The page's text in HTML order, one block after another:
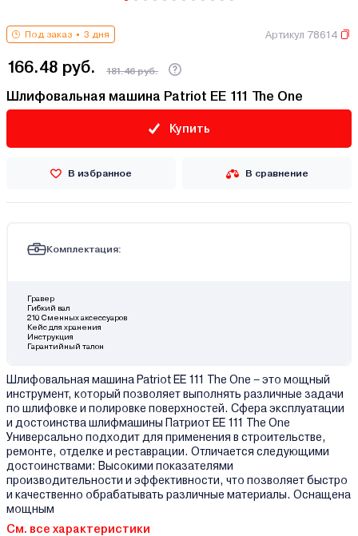
Под заказ 3 дня Артикул 78614
166.48 руб. 181.46 руб.
Шлифовальная машина Patriot EE 111 The One
Купить
В избранное В сравнение
Комплектация:
Гравер
Гибкий вал
210 Сменных аксессуаров
Кейс для хранения
Инструкция
Гарантийный талон
Шлифовальная машина Patriot EE 111 The One – это мощный
инструмент, который позволяет выполнять различные задачи
по шлифовке и полировке поверхностей. Сфера эксплуатации
и достоинства шлифмашины Патриот EE 111 The One
Универсально подходит для применения в строительстве,
ремонте, отделке и реставрации. Отличается следующими
достоинствами: Высокими показателями
производительности и эффективности, что позволяет быстро
и качественно обрабатывать различные материалы. Оснащена
мощным
См. все характеристики